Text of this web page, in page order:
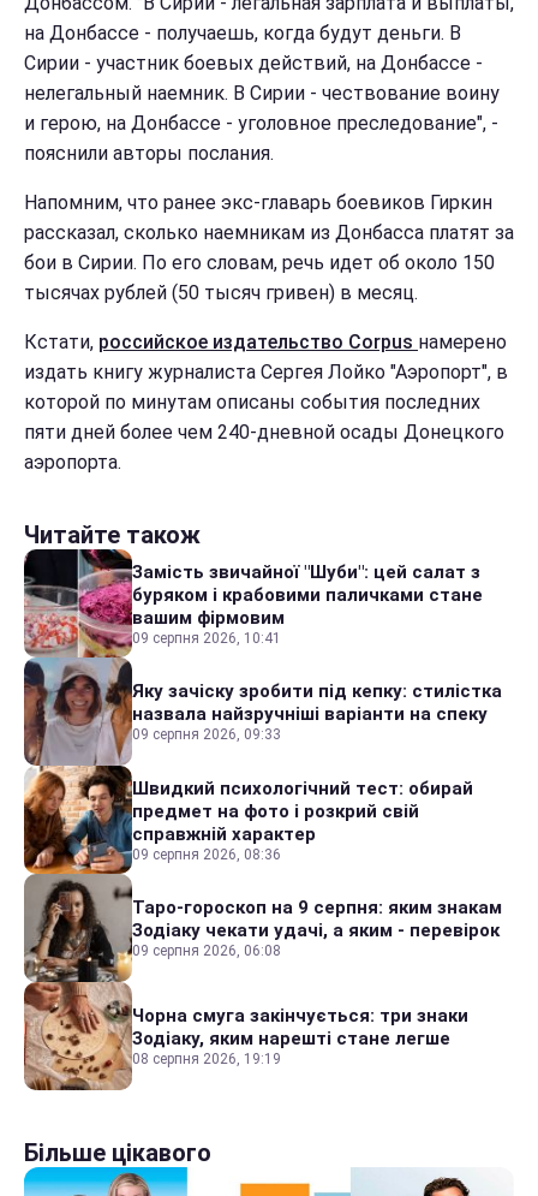
на Донбассе - получаешь, когда будут деньги. В
Сирии - участник боевых действий, на Донбассе -
нелегальный наемник. В Сирии - чествование воину
и герою, на Донбассе - уголовное преследование", -
пояснили авторы послания.
Напомним, что ранее экс-главарь боевиков Гиркин
рассказал, сколько наемникам из Донбасса платят за
бои в Сирии. По его словам, речь идет об около 150
тысячах рублей (50 тысяч гривен) в месяц.
Кстати, российское издательство Corpus намерено
издать книгу журналиста Сергея Лойко "Аэропорт", в
которой по минутам описаны события последних
пяти дней более чем 240-дневной осады Донецкого
аэропорта.
Читайте також
Замість звичайної "Шуби": цей салат з
буряком і крабовими паличками стане
вашим фірмовим
09 серпня 2026, 10:41
Яку зачіску зробити під кепку: стилістка
назвала найзручніші варіанти на спеку
09 серпня 2026, 09:33
Швидкий психологічний тест: обирай
предмет на фото і розкрий свій
справжній характер
09 серпня 2026, 08:36
Таро-гороскоп на 9 серпня: яким знакам
Зодіаку чекати удачі, а яким - перевірок
09 серпня 2026, 06:08
Чорна смуга закінчується: три знаки
Зодіаку, яким нарешті стане легше
08 серпня 2026, 19:19
Більше цікавого